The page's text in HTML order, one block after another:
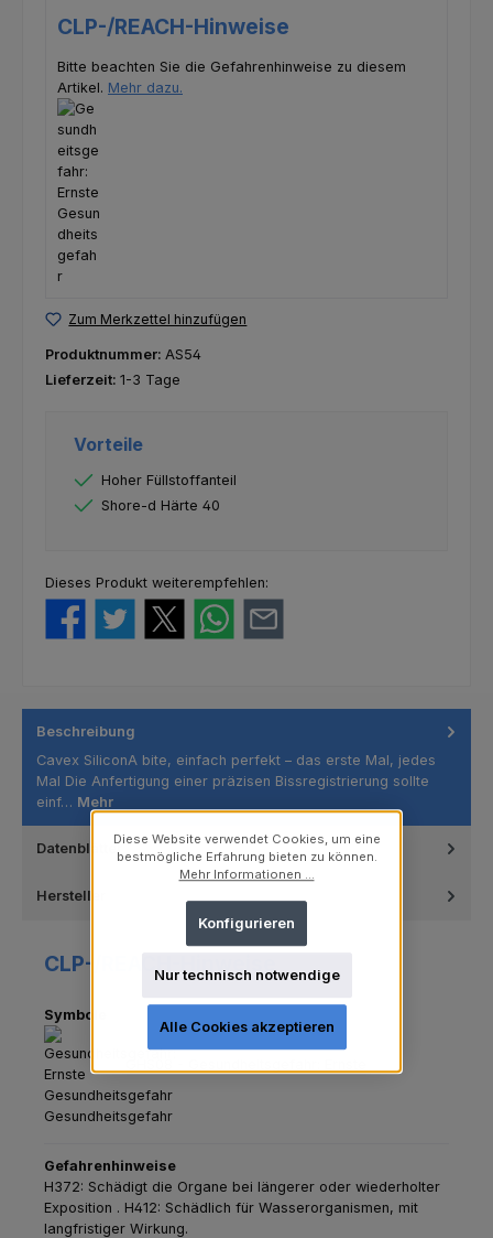
CLP-/REACH-Hinweise
Bitte beachten Sie die Gefahrenhinweise zu diesem
Artikel. Mehr dazu.
Zum Merkzettel hinzufügen
Produktnummer: AS54
Lieferzeit: 1-3 Tage
Vorteile
Hoher Füllstoffanteil
Shore-d Härte 40
Dieses Produkt weiterempfehlen:
Beschreibung
Cavex SiliconA bite, einfach perfekt – das erste Mal, jedes
Mal Die Anfertigung einer präzisen Bissregistrierung sollte
einf… Mehr
Datenblätter
Hersteller
CLP-/REACH-Hinweise
Symbole
Gesundheitsgefahr
Gefahrenhinweise
H372: Schädigt die Organe bei längerer oder wiederholter
Exposition . H412: Schädlich für Wasserorganismen, mit
langfristiger Wirkung.
Diese Website verwendet Cookies, um eine
bestmögliche Erfahrung bieten zu können.
Mehr Informationen ...
Nur technisch notwendige
Konfigurieren
Alle Cookies akzeptieren